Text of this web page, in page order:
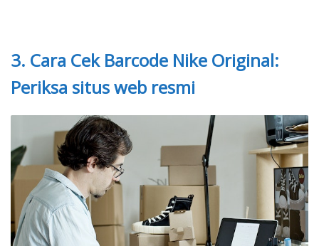
3. Cara Cek Barcode Nike Original:
Periksa situs web resmi